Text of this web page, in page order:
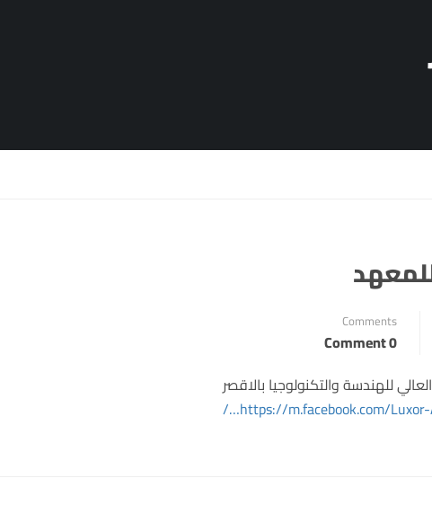
Comments
0 Comment
للهندسة والتكنولوجيا بالاقصر
https://m.facebook.com/